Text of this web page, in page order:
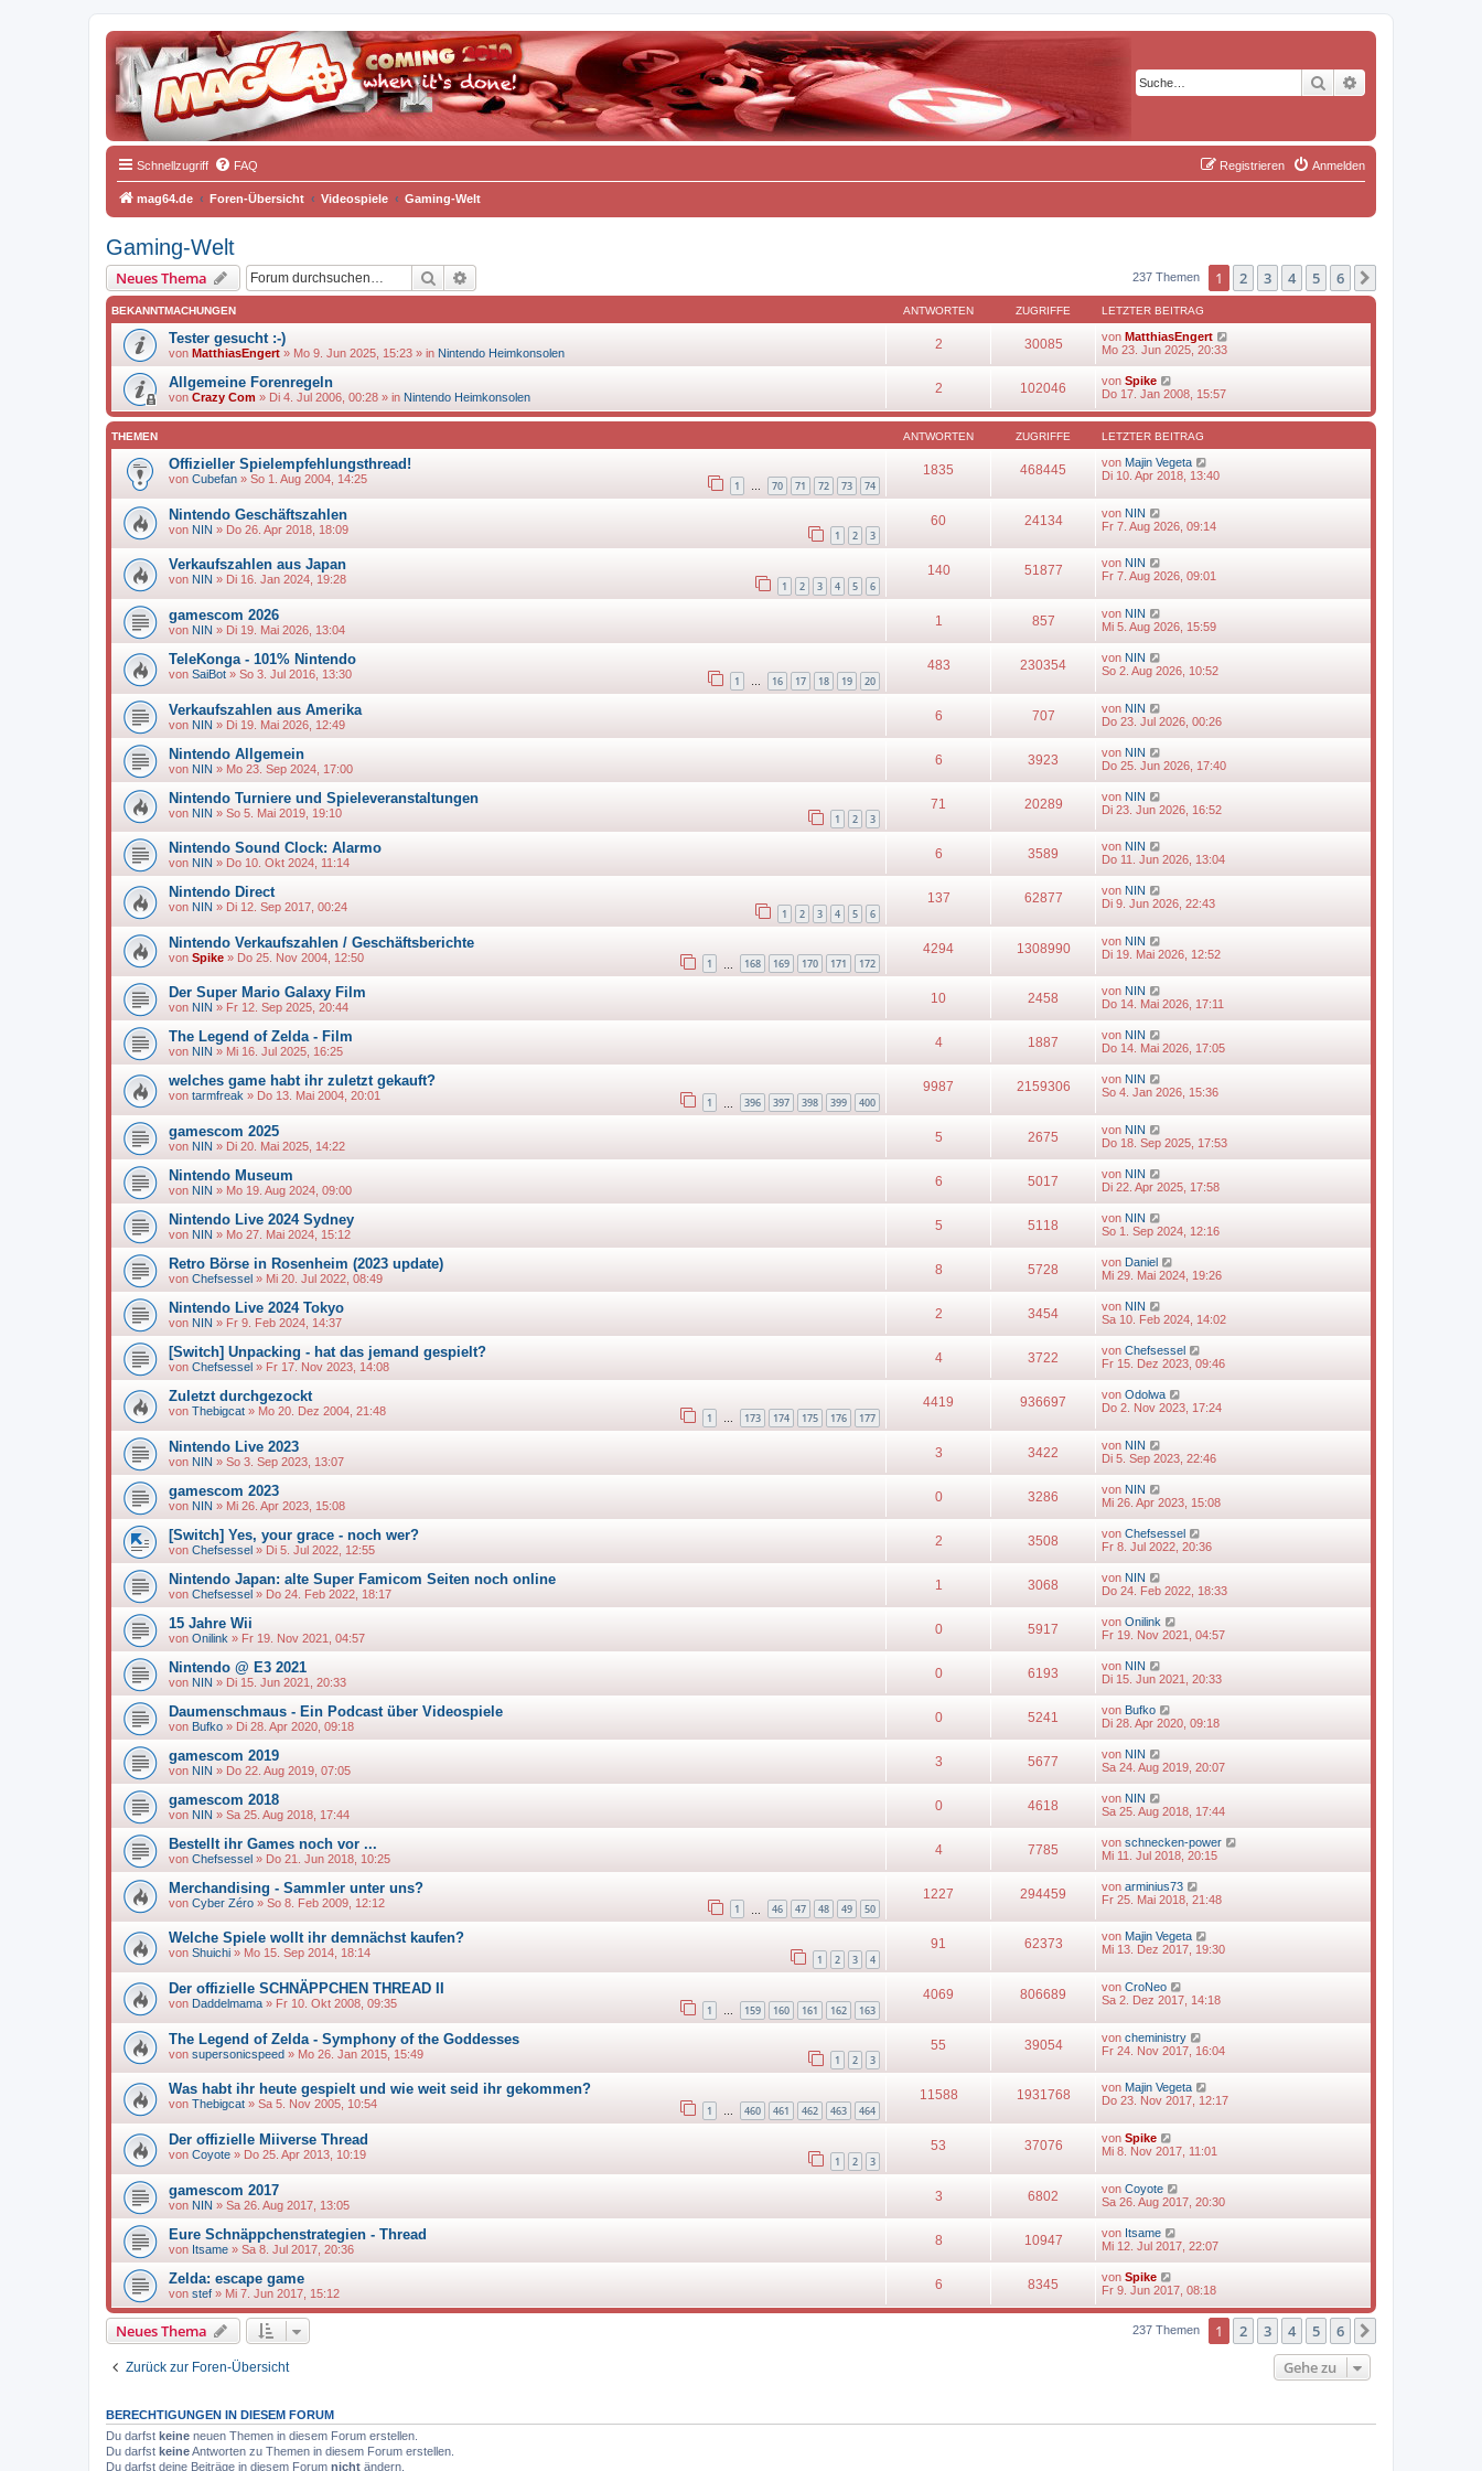
Suche
Schnellzugriff FAQ Anmelden
Registrieren
mag64.de Foren-Übersicht Videospiele Gaming-Welt
Gaming-Welt
Neues Thema Suche 237 Themen 1 2 3 4 5 6
BEKANNTMACHUNGEN ANTWORTEN ZUGRIFFE LETZTER BEITRAG
Tester gesucht :-)
von MatthiasEngert » Mo 9. Jun 2025, 15:23 » in Nintendo Heimkonsolen
2 30085 von MatthiasEngert
Mo 23. Jun 2025, 20:33
Allgemeine Forenregeln
von Crazy Com » Di 4. Jul 2006, 00:28 » in Nintendo Heimkonsolen
2 102046 von Spike
Do 17. Jan 2008, 15:57
THEMEN ANTWORTEN ZUGRIFFE LETZTER BEITRAG
Offizieller Spielempfehlungsthread!
von Cubefan » So 1. Aug 2004, 14:25 1 … 70 71 72 73 74
1835 468445 von Majin Vegeta
Di 10. Apr 2018, 13:40
Nintendo Geschäftszahlen
von NIN » Do 26. Apr 2018, 18:09 1 2 3
60 24134 von NIN
Fr 7. Aug 2026, 09:14
Verkaufszahlen aus Japan
von NIN » Di 16. Jan 2024, 19:28 1 2 3 4 5 6
140 51877 von NIN
Fr 7. Aug 2026, 09:01
gamescom 2026
von NIN » Di 19. Mai 2026, 13:04
1 857 von NIN
Mi 5. Aug 2026, 15:59
TeleKonga - 101% Nintendo
von SaiBot » So 3. Jul 2016, 13:30 1 … 16 17 18 19 20
483 230354 von NIN
So 2. Aug 2026, 10:52
Verkaufszahlen aus Amerika
von NIN » Di 19. Mai 2026, 12:49
6 707 von NIN
Do 23. Jul 2026, 00:26
Nintendo Allgemein
von NIN » Mo 23. Sep 2024, 17:00
6 3923 von NIN
Do 25. Jun 2026, 17:40
Nintendo Turniere und Spieleveranstaltungen
von NIN » So 5. Mai 2019, 19:10 1 2 3
71 20289 von NIN
Di 23. Jun 2026, 16:52
Nintendo Sound Clock: Alarmo
von NIN » Do 10. Okt 2024, 11:14
6 3589 von NIN
Do 11. Jun 2026, 13:04
Nintendo Direct
von NIN » Di 12. Sep 2017, 00:24 1 2 3 4 5 6
137 62877 von NIN
Di 9. Jun 2026, 22:43
Nintendo Verkaufszahlen / Geschäftsberichte
von Spike » Do 25. Nov 2004, 12:50 1 168 169 170 171 172
4294 1308990 von NIN
Di 19. Mai 2026, 12:52
Der Super Mario Galaxy Film
von NIN » Fr 12. Sep 2025, 20:44
10 2458 von NIN
Do 14. Mai 2026, 17:11
The Legend of Zelda - Film
von NIN » Mi 16. Jul 2025, 16:25
4 1887 von NIN
Do 14. Mai 2026, 17:05
welches game habt ihr zuletzt gekauft?
von tarmfreak » Do 13. Mai 2004, 20:01 1 396 397 398 399 400
9987 2159306 von NIN
So 4. Jan 2026, 15:36
gamescom 2025
von NIN » Di 20. Mai 2025, 14:22
5 2675 von NIN
Do 18. Sep 2025, 17:53
Nintendo Museum
von NIN » Mo 19. Aug 2024, 09:00
6 5017 von NIN
Di 22. Apr 2025, 17:58
Nintendo Live 2024 Sydney
von NIN » Mo 27. Mai 2024, 15:12
5 5118 von NIN
So 1. Sep 2024, 12:16
Retro Börse in Rosenheim (2023 update)
von Chefsessel » Mi 20. Jul 2022, 08:49
8 5728 von Daniel
Mi 29. Mai 2024, 19:26
Nintendo Live 2024 Tokyo
von NIN » Fr 9. Feb 2024, 14:37
2 3454 von NIN
Sa 10. Feb 2024, 14:02
[Switch] Unpacking - hat das jemand gespielt?
von Chefsessel » Fr 17. Nov 2023, 14:08
4 3722 von Chefsessel
Fr 15. Dez 2023, 09:46
Zuletzt durchgezockt
von Thebigcat » Mo 20. Dez 2004, 21:48 1 … 173 174 175 176 177
4419 936697 von Odolwa
Do 2. Nov 2023, 17:24
Nintendo Live 2023
von NIN » So 3. Sep 2023, 13:07
3 3422 von NIN
Di 5. Sep 2023, 22:46
gamescom 2023
von NIN » Mi 26. Apr 2023, 15:08
0 3286 von NIN
Mi 26. Apr 2023, 15:08
[Switch] Yes, your grace - noch wer?
von Chefsessel » Di 5. Jul 2022, 12:55
2 3508 von Chefsessel
Fr 8. Jul 2022, 20:36
Nintendo Japan: alte Super Famicom Seiten noch online
von Chefsessel » Do 24. Feb 2022, 18:17
1 3068 von NIN
Do 24. Feb 2022, 18:33
15 Jahre Wii
von Onilink » Fr 19. Nov 2021, 04:57
0 5917 von Onilink
Fr 19. Nov 2021, 04:57
Nintendo @ E3 2021
von NIN » Di 15. Jun 2021, 20:33
0 6193 von NIN
Di 15. Jun 2021, 20:33
Daumenschmaus - Ein Podcast über Videospiele
von Bufko » Di 28. Apr 2020, 09:18
0 5241 von Bufko
Di 28. Apr 2020, 09:18
gamescom 2019
von NIN » Do 22. Aug 2019, 07:05
3 5677 von NIN
Sa 24. Aug 2019, 20:07
gamescom 2018
von NIN » Sa 25. Aug 2018, 17:44
0 4618 von NIN
Sa 25. Aug 2018, 17:44
Bestellt ihr Games noch vor ...
von Chefsessel » Do 21. Jun 2018, 10:25
4 7785 von schnecken-power
Mi 11. Jul 2018, 20:15
Merchandising - Sammler unter uns?
von Cyber Zéro » So 8. Feb 2009, 12:12 1 46 47 48 49 50
1227 294459 von arminius73
Fr 25. Mai 2018, 21:48
Welche Spiele wollt ihr demnächst kaufen?
von Shuichi » Mo 15. Sep 2014, 18:14 1 2 3 4
91 62373 von Majin Vegeta
Mi 13. Dez 2017, 19:30
Der offizielle SCHNÄPPCHEN THREAD II
von Daddelmama » Fr 10. Okt 2008, 09:35 1 … 159 160 161 162 163
4069 806689 von CroNeo
Sa 2. Dez 2017, 14:18
The Legend of Zelda - Symphony of the Goddesses
von supersonicspeed » Mo 26. Jan 2015, 15:49 1 2 3
55 39054 von cheministry
Fr 24. Nov 2017, 16:04
Was habt ihr heute gespielt und wie weit seid ihr gekommen?
von Thebigcat » Sa 5. Nov 2005, 10:54 1 … 460 461 462 463 464
11588 1931768 von Majin Vegeta
Do 23. Nov 2017, 12:17
Der offizielle Miiverse Thread
von Coyote » Do 25. Apr 2013, 10:19 1 2 3
53 37076 von Spike
Mi 8. Nov 2017, 11:01
gamescom 2017
von NIN » Sa 26. Aug 2017, 13:05
3 6802 von Coyote
Sa 26. Aug 2017, 20:30
Eure Schnäppchenstrategien - Thread
von Itsame » Sa 8. Jul 2017, 20:36
8 10947 von Itsame
Mi 12. Jul 2017, 22:07
Zelda: escape game
von stef » Mi 7. Jun 2017, 15:12
6 8345 von Spike
Fr 9. Jun 2017, 08:18
Neues Thema 237 Themen 1 2 3 4 5 6
Zurück zur Foren-Übersicht Gehe zu
BERECHTIGUNGEN IN DIESEM FORUM
Du darfst keine neuen Themen in diesem Forum erstellen.
Du darfst keineAntworten zu Themen in diesem Forum erstellen.
Du darfst deine Beiträge in diesem Forum nicht ändern.